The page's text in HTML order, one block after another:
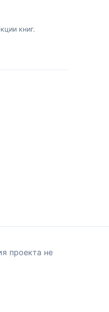
книг.
проекта не